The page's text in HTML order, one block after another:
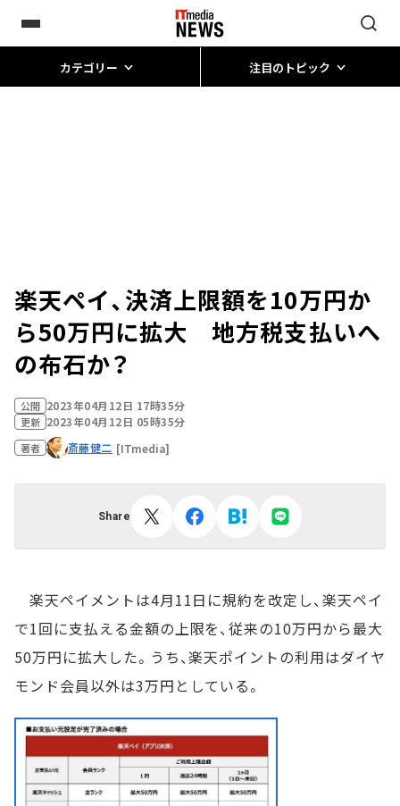
カテゴリー 注目のトピック
楽天ペイ、決済上限額を10万円か
ら50万円に拡大 地方税支払いへ
の布石か？
公開 2023年04月12日 17時35分
更新 2023年04月12日 05時35分
著者 斎藤健二 [ITmedia]
Share
楽天ペイメントは4月11日に規約を改定し、楽天ペイ
で1回に支払える金額の上限を、従来の10万円から最大
50万円に拡大した。うち、楽天ポイントの利用はダイヤ
モンド会員以外は3万円としている。